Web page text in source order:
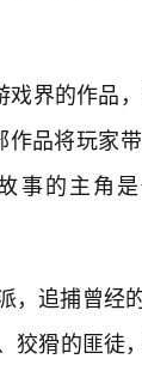
戏界的作品
品将玩家
事的主角
，追捕曾经
狡猾的匪徒